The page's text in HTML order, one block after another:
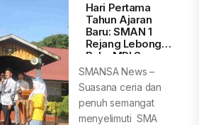
Hari Pertama
Tahun Ajaran
Baru: SMAN 1
Rejang Lebong
Buka MPLS
Ramah, Aman,
Menyenangkan
SMANSA News –
Suasana ceria dan
penuh semangat
menyelimuti SMA